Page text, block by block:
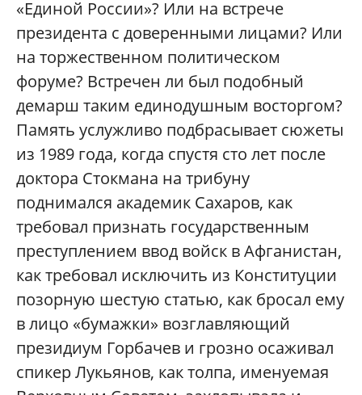
«Единой России»? Или на встрече
президента с доверенными лицами? Или
на торжественном политическом
форуме? Встречен ли был подобный
демарш таким единодушным восторгом?
Память услужливо подбрасывает сюжеты
из 1989 года, когда спустя сто лет после
доктора Стокмана на трибуну
поднимался академик Сахаров, как
требовал признать государственным
преступлением ввод войск в Афганистан,
как требовал исключить из Конституции
позорную шестую статью, как бросал ему
в лицо «бумажки» возглавляющий
президиум Горбачев и грозно осаживал
спикер Лукьянов, как толпа, именуемая